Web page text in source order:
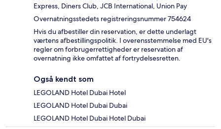
Express, Diners Club, JCB International, Union Pay
Overnatningsstedets registreringsnummer 754624
Hvis du afbestiller din reservation, er dette underlagt
værtens afbestillingspolitik. I overensstemmelse med EU's
regler om forbrugerrettigheder er reservation af
overnatning ikke omfattet af fortrydelsesretten.
Også kendt som
LEGOLAND Hotel Dubai Hotel
LEGOLAND Hotel Dubai Dubai
LEGOLAND Hotel Dubai Hotel Dubai